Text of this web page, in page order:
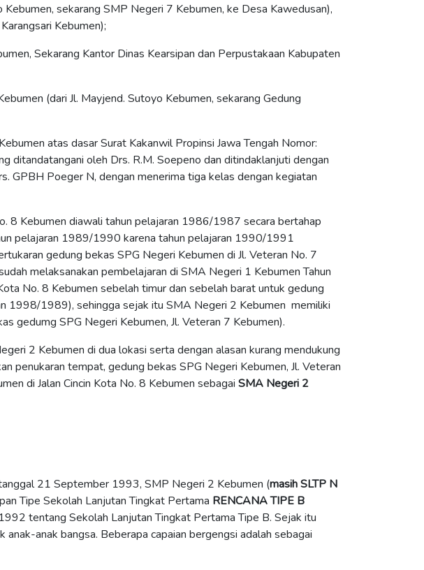
sekarang SMP Negeri 7 Kebumen, ke Desa Kawedusan),
Kebumen);
Sekarang Kantor Dinas Kearsipan dan Perpustakaan Kabupaten
(dari Jl. Mayjend. Sutoyo Kebumen, sekarang Gedung
atas dasar Surat Kakanwil Propinsi Jawa Tengah Nomor:
ditandatangani oleh Drs. R.M. Soepeno dan ditindaklanjuti dengan
GPBH Poeger N, dengan menerima tiga kelas dengan kegiatan
8 Kebumen diawali tahun pelajaran 1986/1987 secara bertahap
pelajaran 1989/1990 karena tahun pelajaran 1990/1991
gedung bekas SPG Negeri Kebumen di Jl. Veteran No. 7
melaksanakan pembelajaran di SMA Negeri 1 Kebumen Tahun
No. 8 Kebumen sebelah timur dan sebelah barat untuk gedung
1998/1989), sehingga sejak itu SMA Negeri 2 Kebumen memiliki
gedumg SPG Negeri Kebumen, Jl. Veteran 7 Kebumen).
2 Kebumen di dua lokasi serta dengan alasan kurang mendukung
penukaran tempat, gedung bekas SPG Negeri Kebumen, Jl. Veteran
di Jalan Cincin Kota No. 8 Kebumen sebagai SMA Negeri 2
21 September 1993, SMP Negeri 2 Kebumen (masih SLTP N
Tipe Sekolah Lanjutan Tingkat Pertama RENCANA TIPE B
tentang Sekolah Lanjutan Tingkat Pertama Tipe B. Sejak itu
anak bangsa. Beberapa capaian bergengsi adalah sebagai